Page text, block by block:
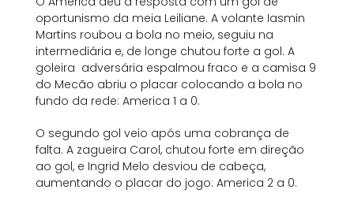
oportunismo da meia Leiliane. A volante Iasmin
Martins roubou a bola no meio, seguiu na
intermediária e, de longe chutou forte a gol. A
goleira adversária espalmou fraco e a camisa 9
do Mecão abriu o placar colocando a bola no
fundo da rede: America 1 a 0.
O segundo gol veio após uma cobrança de
falta. A zagueira Carol, chutou forte em direção
ao gol, e Ingrid Melo desviou de cabeça,
aumentando o placar do jogo: America 2 a 0.